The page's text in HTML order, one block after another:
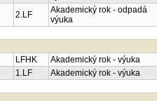
1.LF
Akademický rok - odpadá
výuka
2.LF
výuka
LFHK
Akademický rok - výuka
1.LF Akademický rok - výuka